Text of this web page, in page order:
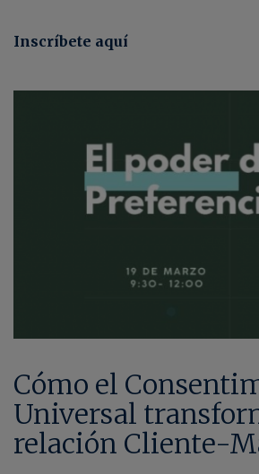
Inscríbete aquí
Cómo el
Universal
relación Cliente-